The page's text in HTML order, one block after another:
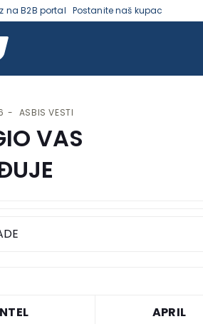
na B2B portal Postanite naš kupac
ASBIS VESTI
VAS
APRIL